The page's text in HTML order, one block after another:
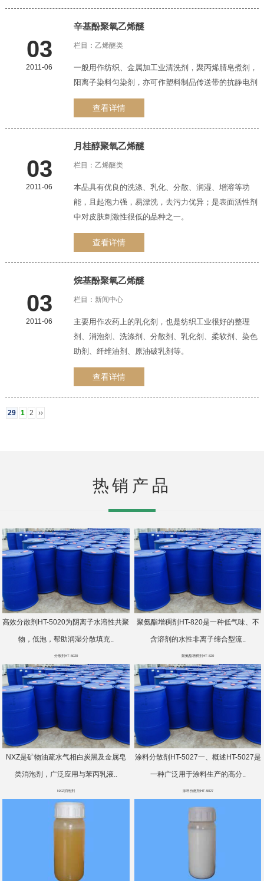
03
2011-06
辛基酚聚氧乙烯醚
栏目： 乙烯醚类
一般用作纺织、金属加工业清洗剂，聚丙烯腈皂煮剂，
阳离子染料匀染剂，亦可作塑料制品传送带的抗静电剂
查看详情
03
2011-06
月桂醇聚氧乙烯醚
栏目： 乙烯醚类
本品具有优良的洗涤、乳化、分散、润湿、增溶等功
能，且起泡力强，易漂洗，去污力优异；是表面活性剂
中对皮肤刺激性很低的品种之一。
查看详情
03
2011-06
烷基酚聚氧乙烯醚
栏目： 新闻中心
主要用作农药上的乳化剂，也是纺织工业很好的整理
剂、消泡剂、洗涤剂、分散剂、乳化剂、柔软剂、染色
助剂、纤维油剂、原油破乳剂等。
查看详情
29 1 2 ››
热销产品
高效分散剂HT-5020为阴离子水溶性共聚
物，低泡，帮助润湿分散填充..
分散剂HT-5020
聚氨酯增稠剂HT-820是一种低气味、不
含溶剂的水性非离子缔合型流..
聚氨酯增稠剂HT-820
NXZ是矿物油疏水气相白炭黑及金属皂
类消泡剂，广泛应用与苯丙乳液..
NXZ消泡剂
涂料分散剂HT-5027一、概述HT-5027是
一种广泛用于涂料生产的高分..
涂料分散剂HT-5027